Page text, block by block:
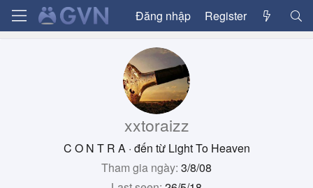
Đăng nhập Register
xxtoraizz
C O N T R A · đến từ Light To Heaven
Tham gia ngày 3/8/08